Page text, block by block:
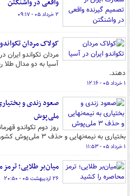
۲ خرداد ۰۵ - ۰۹:۱۷
کولاک مردان
مردان تکواندو
آسیا به دو مدال طلا
دهند.
۱ خرداد ۰۵ - ۱۲:۱۶
ملی‌پوش
روز دوم تکواندو
بختیاری به نیمه‌نهایی و حذف ۳ ملی‌پوش کشورمان آغاز شده است.
۱ خرداد ۰۵ - ۱۱:۵۳
میان‌بر طلایی؛
۲۶ اردیبهشت ۰۵ - ۲۰:۵۰